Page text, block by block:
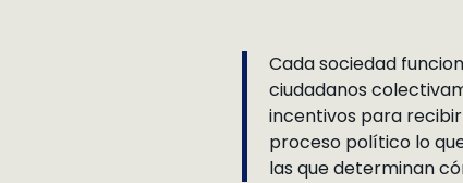
Cada sociedad
ciudadanos
incentivos para
proceso político lo
las que determinan